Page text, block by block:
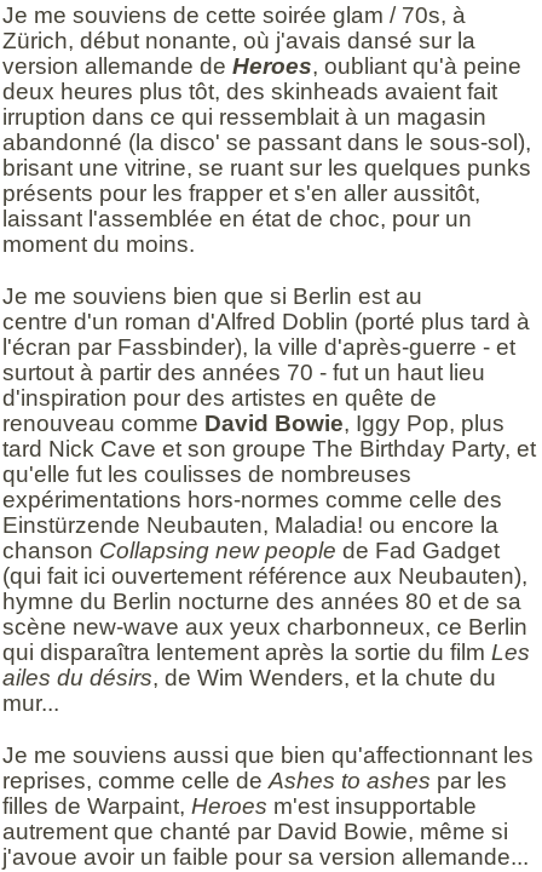
Je me souviens de cette soirée glam / 70s, à
Zürich, début nonante, où j'avais dansé sur la
version allemande de Heroes, oubliant qu'à peine
deux heures plus tôt, des skinheads avaient fait
irruption dans ce qui ressemblait à un magasin
abandonné (la disco' se passant dans le sous-sol),
brisant une vitrine, se ruant sur les quelques punks
présents pour les frapper et s'en aller aussitôt,
laissant l'assemblée en état de choc, pour un
moment du moins.
Je me souviens bien que si Berlin est au
centre d'un roman d'Alfred Doblin (porté plus tard à
l'écran par Fassbinder), la ville d'après-guerre - et
surtout à partir des années 70 - fut un haut lieu
d'inspiration pour des artistes en quête de
renouveau comme David Bowie, Iggy Pop, plus
tard Nick Cave et son groupe The Birthday Party, et
qu'elle fut les coulisses de nombreuses
expérimentations hors-normes comme celle des
Einstürzende Neubauten, Maladia! ou encore la
chanson Collapsing new people de Fad Gadget
(qui fait ici ouvertement référence aux Neubauten),
hymne du Berlin nocturne des années 80 et de sa
scène new-wave aux yeux charbonneux, ce Berlin
qui disparaîtra lentement après la sortie du film Les
ailes du désirs, de Wim Wenders, et la chute du
mur...
Je me souviens aussi que bien qu'affectionnant les
reprises, comme celle deAshes to ashes par les
filles de Warpaint, Heroes m'est insupportable
autrement que chanté par David Bowie, même si
j'avoue avoir un faible pour sa version allemande...